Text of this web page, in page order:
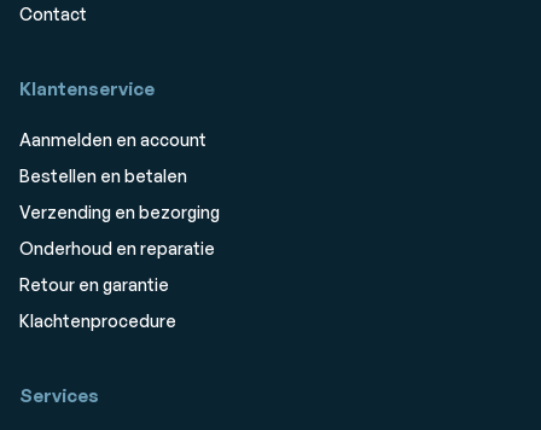
Contact
Klantenservice
Aanmelden en account
Bestellen en betalen
Verzending en bezorging
Onderhoud en reparatie
Retour en garantie
Klachtenprocedure
Services